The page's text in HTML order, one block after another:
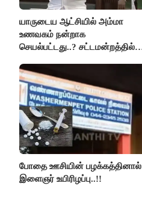
யாருடைய ஆட்சியில் அம்மா
உணவகம் நன்றாக
செயல்பட்டது..? சட்டமன்றத்தில்
போதை ஊசியின் பழக்கத்தினால்
இளைஞர் உயிரிழப்பு..!!